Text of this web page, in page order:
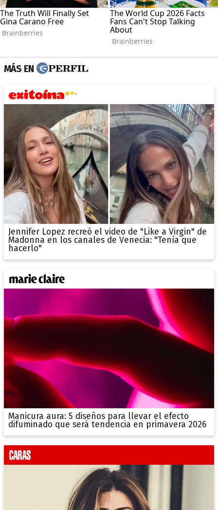
MÁS EN
Jennifer Lopez recreó el video de "Like a Virgin" de
Madonna en los canales de Venecia: "Tenía que
hacerlo"
Manicura aura: 5 diseños para llevar el efecto
difuminado que será tendencia en primavera 2026